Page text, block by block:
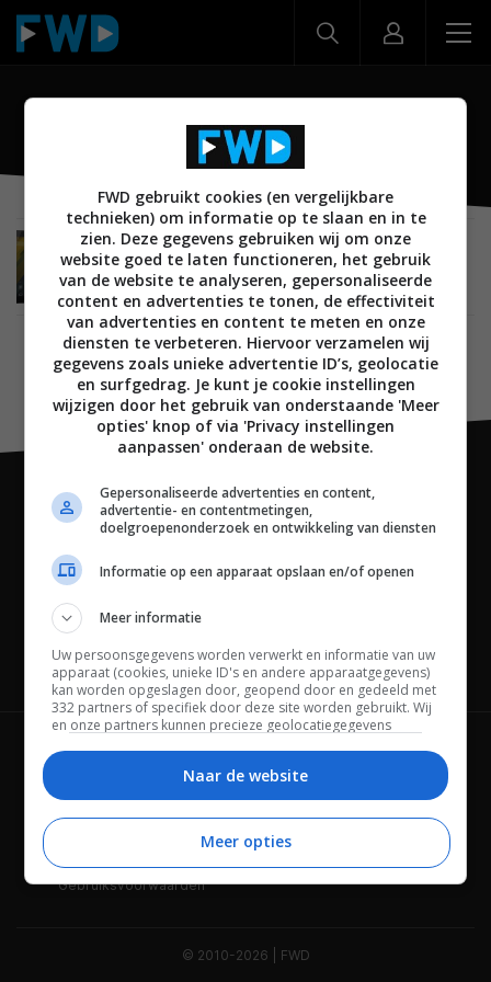
Slate 10 Plus
MOBILE 19 JULI 2014
HP 10 Plus, Slate 10 Plus en Slate 8 Plus tablets
gelekt
Channels
Wie is FWD Privacybeleid
Adverteren Contact
Gebruiksvoorwaarden
© 2010-2026 | FWD
FWD gebruikt cookies (en vergelijkbare
technieken) om informatie op te slaan en in te
zien. Deze gegevens gebruiken wij om onze
website goed te laten functioneren, het gebruik
van de website te analyseren, gepersonaliseerde
content en advertenties te tonen, de effectiviteit
van advertenties en content te meten en onze
diensten te verbeteren. Hiervoor verzamelen wij
gegevens zoals unieke advertentie ID’s, geolocatie
en surfgedrag. Je kunt je cookie instellingen
wijzigen door het gebruik van onderstaande 'Meer
opties' knop of via 'Privacy instellingen
aanpassen' onderaan de website.
Gepersonaliseerde advertenties en content,
advertentie- en contentmetingen,
doelgroepenonderzoek en ontwikkeling van diensten
Informatie op een apparaat opslaan en/of openen
Meer informatie
Uw persoonsgegevens worden verwerkt en informatie van uw
apparaat (cookies, unieke ID's en andere apparaatgegevens)
kan worden opgeslagen door, geopend door en gedeeld met
332 partners of specifiek door deze site worden gebruikt. Wij
en onze partners kunnen precieze geolocatiegegevens
Bepaalde leveranciers kunnen uw persoonsgegevens
beheren. Zoek onderaan deze pagina of in het sitemenu naar
een link om uw toestemming te beheren of in te trekken via de
privacy- en cookie-instellingen.
Naar de website
Meer opties